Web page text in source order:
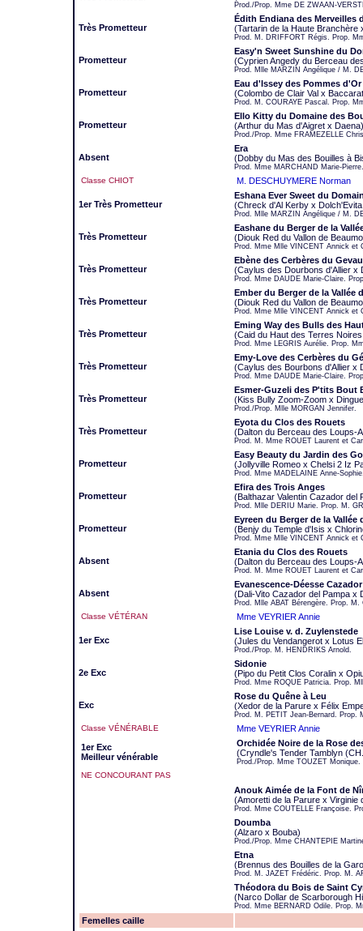
Prod./Prop. Mme DE ZWAAN-
Très Prometteur
Édith Endiana des Merveilles
(Tartarin de la Haute Branchère
Prod. M. DRIFFORT Régis. Prop.
Prometteur
Easy'n Sweet Sunshine du
(Cyprien Angedy du Berceau
Prod. Mlle MARZIN Angélique / M.
Prometteur
Eau d'Issey des Pommes
(Colombo de Clair Val x
Prod. M. COURAYE Pascal. Prop.
Prometteur
Ello Kitty du Domaine des
(Arthur du Mas d'Aigret x Daena)
Prod./Prop. Mme FRAMEZELLE
Absent
Era
(Dobby du Mas des Bouilles à
Prod. Mme MARCHAND Marie-
Classe CHIOT M. DESCHUYMERE Norman
1er Très Prometteur
Eshana Ever Sweet du
(Chreck d'Al Kerby x
Prod. Mlle MARZIN Angélique / M.
Très Prometteur
Eashane du Berger de la
(Diouk Red du Vallon de
Prod. Mme Mlle VINCENT Annick et
Très Prometteur
Ebène des Cerbères du
(Caylus des Dourbons d'Allier x
Prod. Mme DAUDE Marie-Claire.
Très Prometteur
Ember du Berger de la Vallée
(Diouk Red du Vallon de
Prod. Mme Mlle VINCENT Annick et
Très Prometteur
Eming Way des Bulls des
(Caid du Haut des Terres
Prod. Mme LEGRIS Aurélie. Prop.
Très Prometteur
Emy-Love des Cerbères du
(Caylus des Bourbons d'Allier x
Prod. Mme DAUDE Marie-Claire.
Très Prometteur
Esmer-Guzeli des P'tits Bout
(Kiss Bully Zoom-Zoom x
Prod./Prop. Mlle MORGAN Jennifer.
Très Prometteur
Eyota du Clos des Rouets
(Dalton du Berceau des Loups-
Prod. M. Mme ROUET Laurent et
Prometteur
Easy Beauty du Jardin des
(Jollyville Romeo x Chelsi 2 Iz
Prod. Mme MADELAINE Anne-
Prometteur
Efira des Trois Anges
(Balthazar Valentin Cazador del
Prod. Mlle DERIU Marie. Prop. M.
Prometteur
Eyreen du Berger de la Vallée
(Benjy du Temple d'Isis x
Prod. Mme Mlle VINCENT Annick et
Absent
Etania du Clos des Rouets
(Dalton du Berceau des Loups-
Prod. M. Mme ROUET Laurent et
Absent
Evanescence-Déesse
(Dali-Vito Cazador del Pampa x
Prod. Mlle ABAT Bérengère. Prop.
Classe VÉTÉRAN Mme VEYRIER Annie
1er Exc
Lise Louise v. d. Zuylenstede
(Jules du Vendangerot x Lotus
Prod./Prop. M. HENDRIKS Arnold.
2e Exc
Sidonie
(Pipo du Petit Clos Coralin x
Prod. Mme ROQUE Patricia. Prop.
Exc
Rose du Quêne à Leu
(Xedor de la Parure x Félix
Prod. M. PETIT Jean-Bernard. Prop.
Classe VÉNÉRABLE
Mme VEYRIER Annie
1er Exc
Meilleur vénérable
Orchidée Noire de la Rose
(Cryndle's Tender Tamblyn
Prod./Prop. Mme TOUZET Monique.
NE CONCOURANT PAS
Anouk Aimée de la Font de
(Amoretti de la Parure x Virginie
Prod. Mme COUTELLE Françoise.
Doumba
(Alzaro x Bouba)
Prod./Prop. Mme CHANTEPIE
Etna
(Brennus des Bouilles de la
Prod. M. JAZET Frédéric. Prop. M.
Théodora du Bois de Saint
(Narco Dollar de Scarborough
Prod. Mme BERNARD Odile. Prop.
Femelles caille